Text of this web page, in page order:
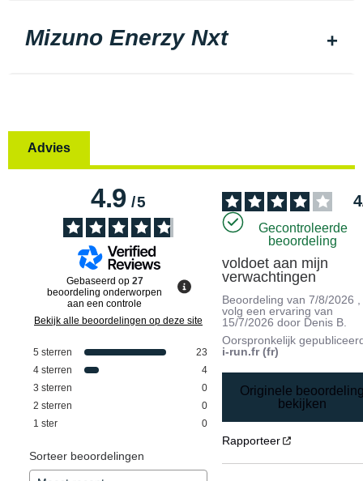
Mizuno Enerzy Nxt
Advies
4.9/5
Gebaseerd op 27
beoordeling onderworpen
aan een controle
Bekijk alle beoordelingen op deze site
5 sterren
23
4 sterren
4
3 sterren
0
2 sterren
0
1 ster 0
Sorteer beoordelingen
4
Gecontroleerde
beoordeling
voldoet aan mijn
verwachtingen
Beoordeling van7/8/2026
volg een ervaring van
15/7/2026 door Denis B.
Oorspronkelijk
i-run.fr (fr)
Originele
bekijken
Rapporteer